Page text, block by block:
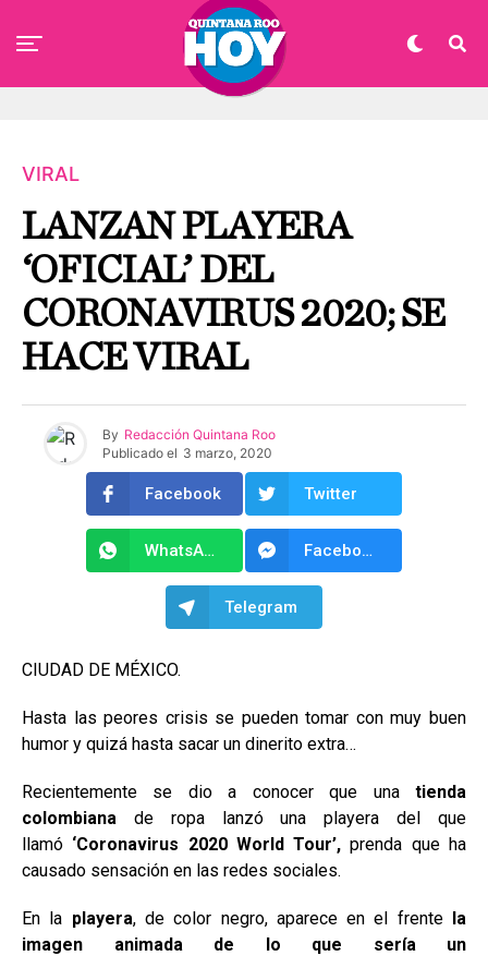
VIRAL
LANZAN PLAYERA
‘OFICIAL’ DEL
CORONAVIRUS 2020; SE
HACE VIRAL
By Redacción Quintana Roo
Publicado el 3 marzo, 2020
Facebook Twitter
WhatsApp Facebook Messenger
Telegram
CIUDAD DE MÉXICO.
Hasta las peores crisis se pueden tomar con muy buen
humor y quizá hasta sacar un dinerito extra…
Recientemente se dio a conocer que una tienda
colombiana de ropa lanzó una playera del que
llamó ‘Coronavirus 2020 World Tour’, prenda que ha
causado sensación en las redes sociales.
En la playera, de color negro, aparece en el frente la
imagen animada de lo que sería un